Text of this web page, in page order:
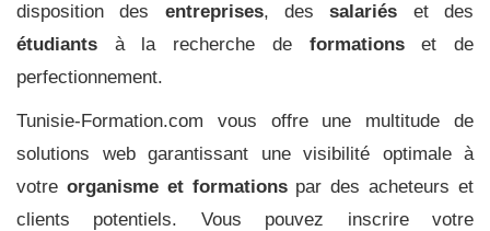
disposition des entreprises, dessalariés et des
étudiants à la recherche de formationset de
perfectionnement.
Tunisie-Formation.com vous offre une multitude de
solutions web garantissant une visibilité optimale à
votre organisme et formationspar des acheteurs et
clients potentiels. Vous pouvez inscrire votre